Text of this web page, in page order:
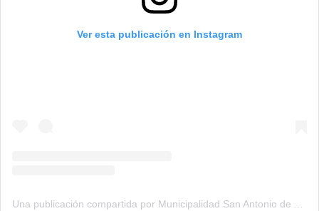
Ver esta publicación en Instagram
Una publicación compartida por Municipalidad San Antonio de Areco (@municipioareco)